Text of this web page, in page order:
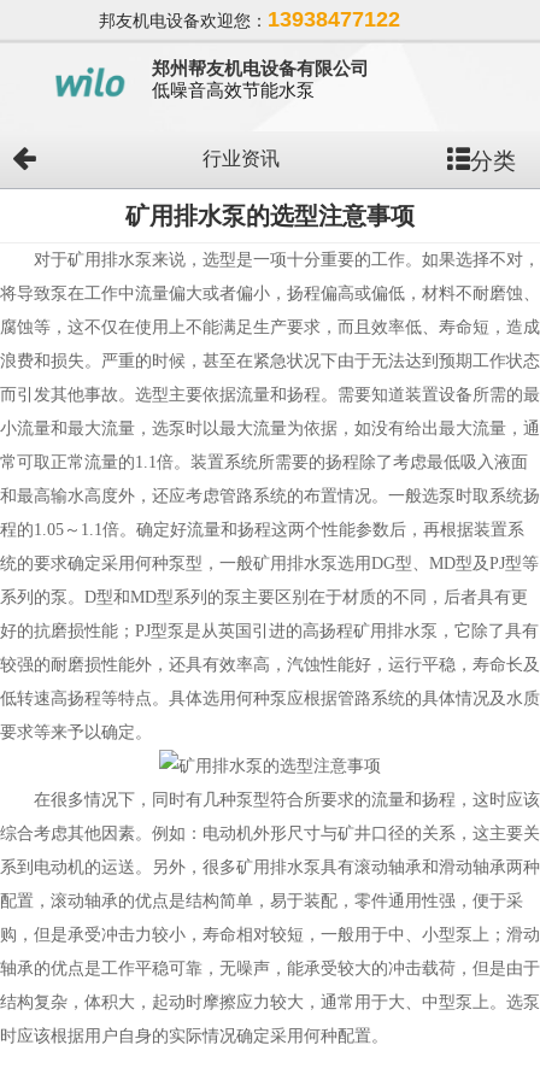
邦友机电设备欢迎您： 13938477122
郑州帮友机电设备有限公司
低噪音高效节能水泵
行业资讯 分类
矿用排水泵的选型注意事项
对于矿用排水泵来说，选型是一项十分重要的工作。如果选择不对，
将导致泵在工作中流量偏大或者偏小，扬程偏高或偏低，材料不耐磨蚀、
腐蚀等，这不仅在使用上不能满足生产要求，而且效率低、寿命短，造成
浪费和损失。严重的时候，甚至在紧急状况下由于无法达到预期工作状态
而引发其他事故。选型主要依据流量和扬程。需要知道装置设备所需的最
小流量和最大流量，选泵时以最大流量为依据，如没有给出最大流量，通
常可取正常流量的1.1倍。装置系统所需要的扬程除了考虑最低吸入液面
和最高输水高度外，还应考虑管路系统的布置情况。一般选泵时取系统扬
程的1.05～1.1倍。确定好流量和扬程这两个性能参数后，再根据装置系
统的要求确定采用何种泵型，一般矿用排水泵选用DG型、MD型及PJ型等
系列的泵。D型和MD型系列的泵主要区别在于材质的不同，后者具有更
好的抗磨损性能；PJ型泵是从英国引进的高扬程矿用排水泵，它除了具有
较强的耐磨损性能外，还具有效率高，汽蚀性能好，运行平稳，寿命长及
低转速高扬程等特点。具体选用何种泵应根据管路系统的具体情况及水质
要求等来予以确定。
在很多情况下，同时有几种泵型符合所要求的流量和扬程，这时应该
综合考虑其他因素。例如：电动机外形尺寸与矿井口径的关系，这主要关
系到电动机的运送。另外，很多矿用排水泵具有滚动轴承和滑动轴承两种
配置，滚动轴承的优点是结构简单，易于装配，零件通用性强，便于采
购，但是承受冲击力较小，寿命相对较短，一般用于中、小型泵上；滑动
轴承的优点是工作平稳可靠，无噪声，能承受较大的冲击载荷，但是由于
结构复杂，体积大，起动时摩擦应力较大，通常用于大、中型泵上。选泵
时应该根据用户自身的实际情况确定采用何种配置。